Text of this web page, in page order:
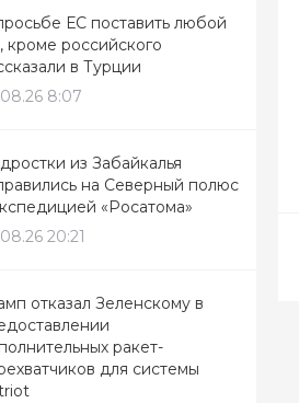
ЕС поставить любой
кроме российского
в Турции
8:07
из Забайкалья
на Северный полюс
«Росатома»
20:21
отказал Зеленскому в
ракет-
для системы